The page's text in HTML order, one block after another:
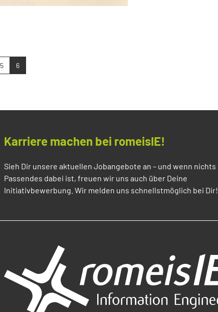
5 6
Karriere machen bei romeisIE!
Sieh Dir unsere aktuellen Jobangebote an – und wenn nichts
Passendes dabei ist, freuen wir uns auch über Deine
Initiativbewerbung. Wir melden uns schnellstmöglich bei Dir!